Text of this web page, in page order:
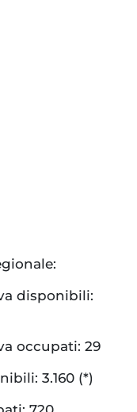
disponibili:
occupati: 29
3.160 (*)